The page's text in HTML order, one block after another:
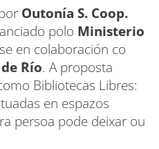
Outonía S. Coop.
polo Ministerio
en colaboración co
Río. A proposta
Bibliotecas Libres:
en espazos
persoa pode deixar ou